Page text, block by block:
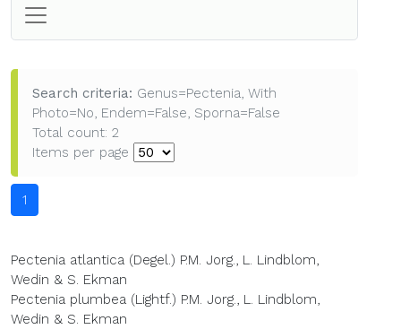
Search criteria: Genus=Pectenia, With
Photo=No, Endem=False, Sporna=False
Total count: 2
Items per page
1
Pectenia atlantica (Degel.) P.M. Jorg., L. Lindblom,
Wedin & S. Ekman
Pectenia plumbea (Lightf.) P.M. Jorg., L. Lindblom,
Wedin & S. Ekman